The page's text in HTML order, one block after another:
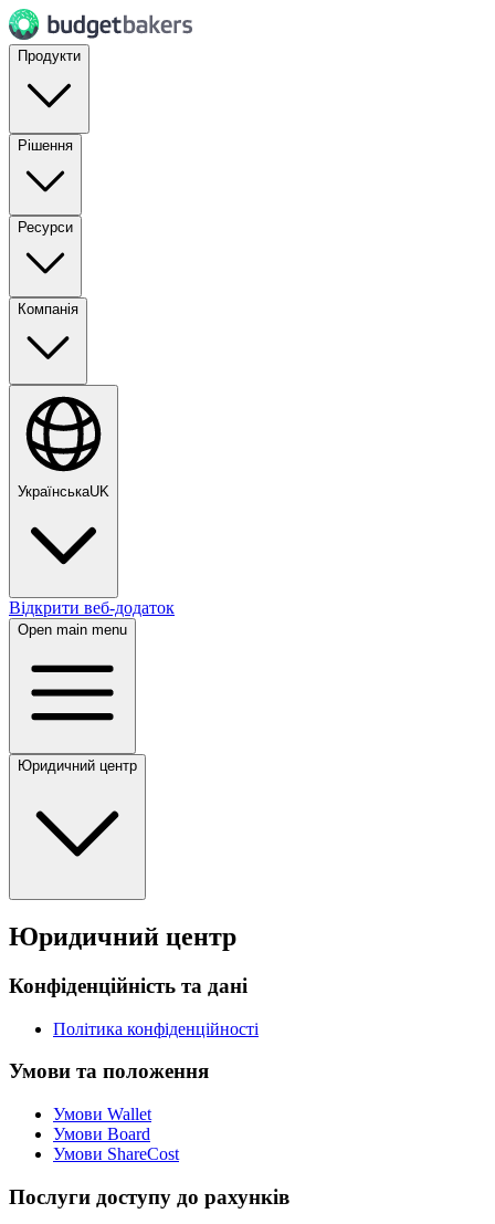
Продукти
Рішення
Ресурси
Компанія
УкраїнськаUK
Відкрити веб-додаток
Open main menu
Юридичний центр
Юридичний центр
Конфіденційність та дані
Політика конфіденційності
Умови та положення
Умови Wallet
Умови Board
Умови ShareCost
Послуги доступу до рахунків